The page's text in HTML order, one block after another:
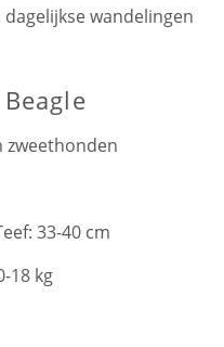
wandelingen
zweethonden
33-40 cm
18 kg